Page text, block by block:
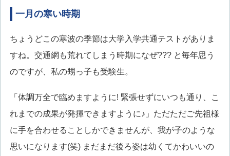
一月の寒い時期
ちょうどこの寒波の季節は大学入学共通テストがありま
すね。交通網も荒れてしまう時期になぜ??? と毎年思う
のですが、私の甥っ子も受験生。
「体調万全で臨めますように! 緊張せずにいつも通り、こ
れまでの成果が発揮できますように♪」ただただご先祖様
に手を合わせることしかできませんが、我が子のような
思いになります(笑) まだまだ後ろ姿は幼くてかわいいの